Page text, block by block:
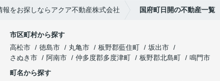
報をお探しならアクア不動産株式会社 国府町日開の不動産一覧
市区町村から探す
高松市
徳島市 丸亀市 板野郡藍住町
坂出市
さぬき市
阿南市 仲多度郡多度津町 板野郡北島町
鳴門市
町名から探す